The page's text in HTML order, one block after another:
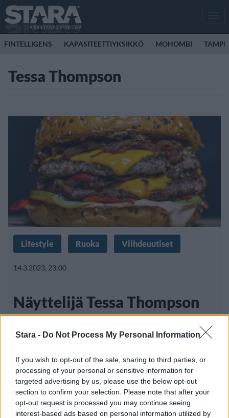
Stara - Do Not Process My Personal Information
If you wish to opt-out of the sale, sharing to third parties, or
processing of your personal or sensitive information for
targeted advertising by us, please use the below opt-out
section to confirm your selection. Please note that after your
opt-out request is processed you may continue seeing
interest-based ads based on personal information utilized by
FINTELLIGENS KAPASITEETTIYKSIKKÖ MOHOMBI
Tessa Thompson
Lifestyle Ruoka Viihdeuutiset
14.3.2023, 23:00
Näyttelijä Tessa Thompson
Yhdysvaltalainen näyttelijä ja laulaja Tessa
Thompson tunnetaan parhaiten hänen Diana